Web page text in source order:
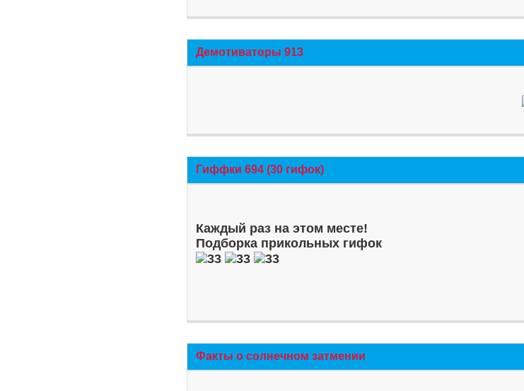
Демотиваторы 913
Гиффки 694 (30 гифок)
Каждый раз на этом месте!
Подборка прикольных гифок
Факты о солнечном затмении